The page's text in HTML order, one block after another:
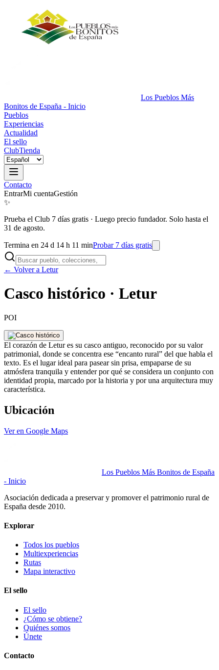
Los Pueblos Más
Bonitos de España - Inicio
Pueblos
Experiencias
Actualidad
El sello
ClubTienda
Contacto
EntrarMi cuentaGestión
✨
Prueba el Club 7 días gratis · Luego precio fundador. Solo hasta el
31 de agosto.
Termina en 24 d 14 h 11 minProbar 7 días gratis
← Volver a Letur
Casco histórico · Letur
POI
El corazón de Letur es su casco antiguo, reconocido por su valor
patrimonial, donde se concentra ese “encanto rural” del que habla el
texto. Es el lugar ideal para pasear sin prisa, empaparse de su
atmósfera tranquila y entender por qué se considera un conjunto con
identidad propia, marcado por la historia y por una arquitectura muy
característica.
Ubicación
Ver en Google Maps
Los Pueblos Más Bonitos de España
- Inicio
Asociación dedicada a preservar y promover el patrimonio rural de
España desde 2010.
Explorar
Todos los pueblos
Multiexperiencias
Rutas
Mapa interactivo
El sello
El sello
¿Cómo se obtiene?
Quiénes somos
Únete
Contacto